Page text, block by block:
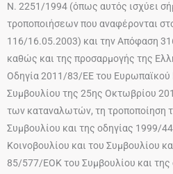
Ν. 2251/1994 (όπως αυτός ισχύει
τροποποιήσεων που αναφέρονται
116/16.05.2003) και την Απόφαση
καθώς και της προσαρμογής της
Οδηγία 2011/83/ΕΕ του Ευρωπαϊκού
Συμβουλίου της 25ης Οκτωβρίου
των καταναλωτών, τη τροποποίηση
Συμβουλίου και της οδηγίας 1999/
Κοινοβουλίου και του Συμβουλίου
85/577/ΕΟΚ του Συμβουλίου και